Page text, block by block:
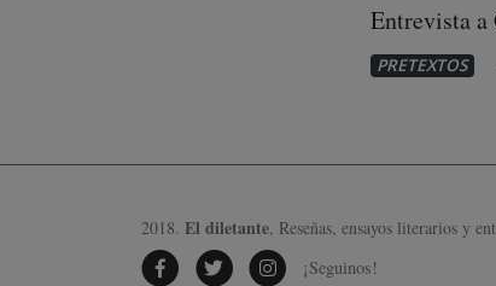
Entrevista a
PRETEXTOS
2018. El diletante, Reseñas, ensayos literarios y
¡Seguinos!